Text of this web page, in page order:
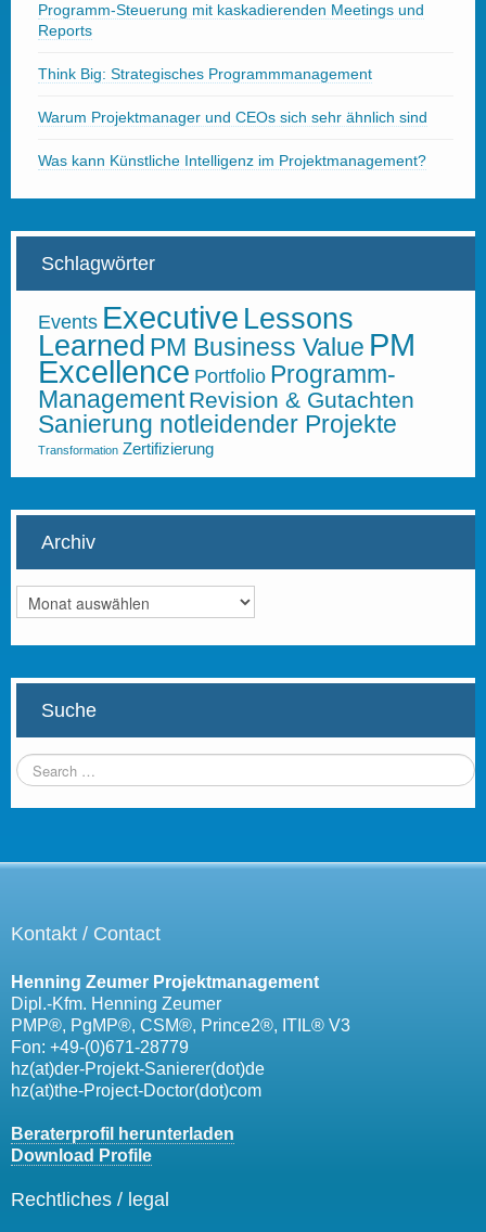
Programm-Steuerung mit kaskadierenden Meetings und
Reports
Think Big: Strategisches Programmmanagement
Warum Projektmanager und CEOs sich sehr ähnlich sind
Was kann Künstliche Intelligenz im Projektmanagement?
Schlagwörter
Events Executive Lessons
Learned PM Business Value PM
Excellence Portfolio Programm-
Management Revision & Gutachten
Sanierung notleidender Projekte
Transformation Zertifizierung
Archiv
Archiv
Suche
Kontakt / Contact
Henning Zeumer Projektmanagement
Dipl.-Kfm. Henning Zeumer
PMP®, PgMP®, CSM®, Prince2®, ITIL® V3
Fon: +49-(0)671-28779
hz(at)der-Projekt-Sanierer(dot)de
hz(at)the-Project-Doctor(dot)com
Beraterprofil herunterladen
Download Profile
Rechtliches / legal